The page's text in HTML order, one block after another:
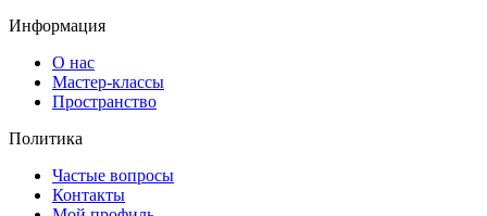
Информация
О нас
Мастер-классы
Пространство
Политика
Частые вопросы
Контакты